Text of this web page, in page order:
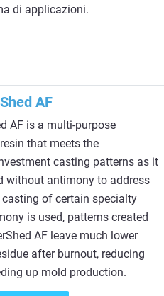
di applicazioni.
AF
AF is a multi-purpose
that meets the
casting patterns as it
without antimony to address
of certain specialty
is used, patterns created
AF leave much lower
after burnout, reducing
up mold production.